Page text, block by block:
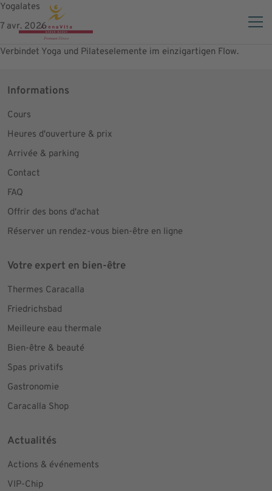
Yogalates
7 avr. 2026
Verbindet Yoga und Pilateselemente im einzigartigen Flow.
Informations
Cours
Heures d'ouverture & prix
Arrivée & parking
Contact
FAQ
Offrir des bons d'achat
Réserver un rendez-vous bien-être en ligne
Votre expert en bien-être
Thermes Caracalla
Friedrichsbad
Meilleure eau thermale
Bien-être & beauté
Spas privatifs
Gastronomie
Caracalla Shop
Actualités
Actions & événements
VIP-Chip